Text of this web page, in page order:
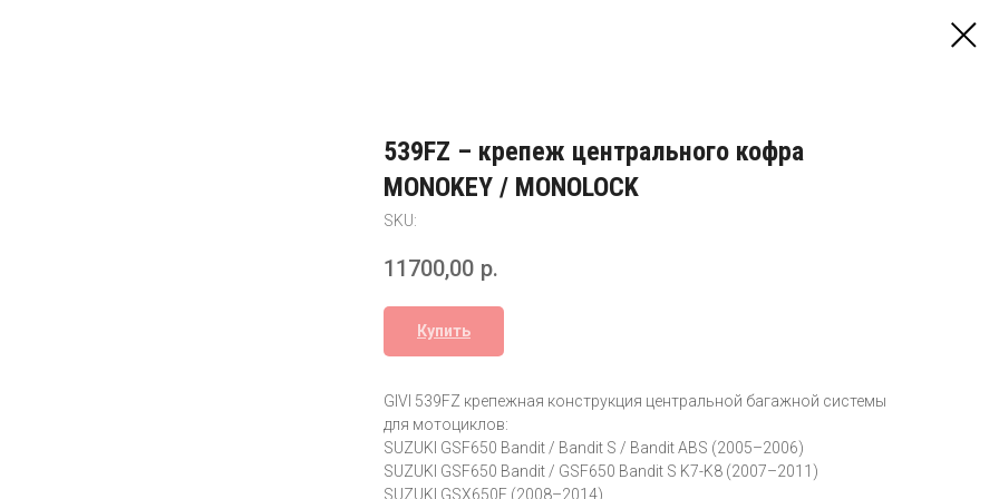
539FZ – крепеж центрального кофра
MONOKEY / MONOLOCK
SKU:
11700,00 р.
Купить
GIVI 539FZ крепежная конструкция центральной багажной системы
для мотоциклов:
SUZUKI GSF650 Bandit / Bandit S / Bandit ABS (2005–2006)
SUZUKI GSF650 Bandit / GSF650 Bandit S K7-K8 (2007–2011)
SUZUKI GSX650F (2008–2014)